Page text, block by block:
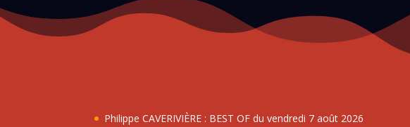
Philippe CAVERIVIÈRE : BEST OF du vendredi 7 août 2026